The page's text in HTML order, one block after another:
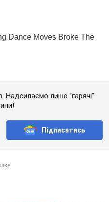
Надсилаємо лише "гарячі"
Підписатись